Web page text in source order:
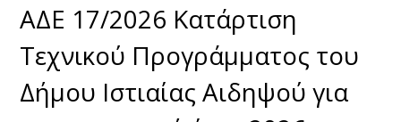
ΑΔΕ 17/2026 Κατάρτιση
Τεχνικού Προγράμματος του
Δήμου Ιστιαίας Αιδηψού για